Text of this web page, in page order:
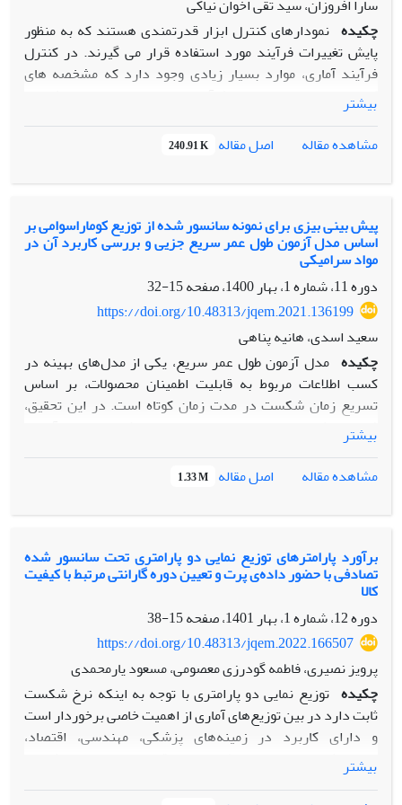
می شوند.
چکیده نمودارهای کنترل ابزار قدرتمندی هستند که به منظور
پایش تغییرات فرآیند مورد استفاده قرار می گیرند. در کنترل
فرآیند آماری، موارد بسیار زیادی وجود دارد که مشخصه های
کیفی وصفی در محصول یا فرآیند، به صورت همزمان پایش می
شوند. اگرچه دریافت اخطار در نمودارهای کنترل بیانگر وجود
تغییر در فرآیند است ولی اغلب زمان شروع تغییر مشخص نیست.
تشخیص زمان دقیق شروع تغییر به مهندسین فرآیند در
شناسایی علل تغییر و همچنین بهبود فرآیند کمک می کند. در این
و بررسی قرار می گیرد که مشخصه های کیفی وصفی از نوع
منطبق/ نامنطبق به صورت دو متغیره اندازه گیری می شوند،
همچنین با استفاده از روش بیشترین درستنمایی تخمین زننده ای
برای برآورد زمان شروع تغییر در این فرآیندها پیشنهاد می کنیم.
در این مقاله فرض بر این است که دو مشخصه ی کیفی وصفی
مختلف در یک محصول دارای همبستگی هستند. نتایج شبیه سازی
نشان داده است که روش پیشنهادی برای شناسایی زمان تغییر در
بردار میانگین فرآیند از عملکرد خوبی برخوردار است.
بیشتر
مشاهده مقاله
اصل مقاله 240.91 K
پیش بینی بیزی برای نمونه سانسور شده از توزیع کوماراسوامی بر
اساس مدل آزمون طول عمر سریع جزیی و بررسی کاربرد آن در
مواد سرامیکی
دوره 11، شماره 1، بهار 1400، صفحه
15-32
https://doi.org/10.48313/jqem.2021.136199
سعید اسدی، هانیه پناهی
چکیده مدل آزمون طول عمر سریع، یکی از مدل‌های بهینه در
کسب اطلاعات مربوط به قابلیت اطمینان محصولات، بر اساس
تسریع زمان شکست در مدت زمان کوتاه است. در این تحقیق،
فاصله پیش‌بینی بیزی برای مقادیر سانسور شده در مدل آزمون
طول عمر سریع جزیی با فشار یکسان بر اساس توزیع
کوماراسوامی، مطالعه گردیده است. به دلیل عدم وجود فرم بسته
در تابع پیش‌بینی بیزی، از الگوریتم زنجیره مارکوف مونت کارلو
برای محاسبه تابع پیش‌بینی تقریبی و ساختن فواصل پیش‌بینی
مقایسه فواصل پیش‌بینی‌ بیزی، آورده شده است. نتایج نشان
می‌دهد که فواصل پیش‌بینی تحت تمامی حالات سانسور عملکرد
خوبی دارند و مقادیر واقعی داده‌ها را در بر می‌گیرند. از نتایج به
دست آمده می‌توان برای افزایش کیفیت و کاهش زمان و هزینه
مربوط به آزمایش‌های کنترل کیفی محصولات استفاده کرد.
بیشتر
مشاهده مقاله
اصل مقاله 1.33 M
برآورد پارامترهای توزیع نمایی دو پارامتری تحت سانسور شده
تصادفی با حضور داده‌ی پرت و تعیین دوره گارانتی مرتبط با کیفیت
کالا
دوره 12، شماره 1، بهار 1401، صفحه
15-38
https://doi.org/10.48313/jqem.2022.166507
پرویز نصیری، فاطمه گودرزی معصومی، مسعود یارمحمدی
چکیده توزیع نمایی دو پارامتری با توجه به اینکه نرخ شکست
ثابت دارد در بین توزیع‌های آماری از اهمیت خاصی برخوردار است
و دارای کاربرد در زمینه‌های پزشکی، مهندسی، اقتصاد،
جمعیت‌شناسی، داده‌های طول عمر و قابلیت اعتماد می‌باشد. با
توجه به اهمیت داده‌های طول عمر، اخیراً توزیع نمایی دوپارامتری
بیشتر